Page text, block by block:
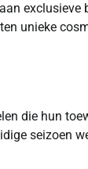
exclusieve
unieke
die hun
seizoen